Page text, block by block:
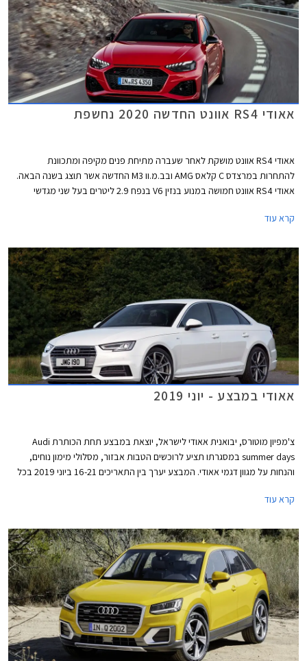
אאודי RS4 אוונט החדשה 2020 נחשפת
אאודי RS4 אוונט מושקת לאחר שעברה מתיחת פנים מקיפה ומתכוונת
להתחרות במרצדס C קלאס AMG ובב.מ.וו M3 החדשה אשר תוצג בשנה הבאה.
אאודי RS4 אוונט חמושה במנוע בנזין V6 בנפח 2.9 ליטרים בעל שני מגדשי
שניות, והמהירות המרבית מוגבלת ל- 250 קמ"ש או 280 קמ"ש עם חבילת
דינמיק המוסיפה גם דיפרנציאל ספורט אחורי. המנוע שוקל 182 ק"ג בלבד וכולל
בתוך חלל ה- V את צמד מגדשי הטורבו, המייצרים לחץ גדישה של 1.5 באר.
קרא עוד
אאודי במבצע - יוני 2019
צ'מפיון מוטורס, יבואנית אאודי לישראל, יוצאת במבצע תחת הכותרת Audi
summer days במסגרתו תציע לרוכשים הטבות אבזור, מסלולי מימון נוחים,
והנחות על מגוון דגמי אאודי. המבצע יערך בין התאריכים 16-21 ביוני 2019 בכל
קרא עוד